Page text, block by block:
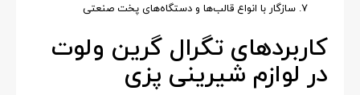
سازگار با انواع قالب‌ها و دستگاه‌های پخت صنعتی
کاربردهای تگرال گرین ولوت
در لوازم شیرینی پزی